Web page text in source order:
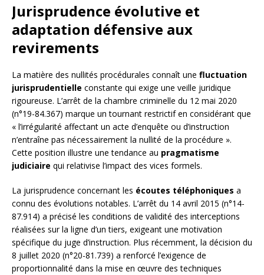
Jurisprudence évolutive et
adaptation défensive aux
revirements
La matière des nullités procédurales connaît une fluctuation
jurisprudentielle constante qui exige une veille juridique
rigoureuse. L’arrêt de la chambre criminelle du 12 mai 2020
(n°19-84.367) marque un tournant restrictif en considérant que
« l’irrégularité affectant un acte d’enquête ou d’instruction
n’entraîne pas nécessairement la nullité de la procédure ».
Cette position illustre une tendance au pragmatisme
judiciaire qui relativise l’impact des vices formels.
La jurisprudence concernant les écoutes téléphoniques a
connu des évolutions notables. L’arrêt du 14 avril 2015 (n°14-
87.914) a précisé les conditions de validité des interceptions
réalisées sur la ligne d’un tiers, exigeant une motivation
spécifique du juge d’instruction. Plus récemment, la décision du
8 juillet 2020 (n°20-81.739) a renforcé l’exigence de
proportionnalité dans la mise en œuvre des techniques